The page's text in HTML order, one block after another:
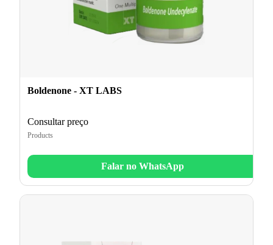
Boldenone - XT LABS
Consultar preço
Products
Falar no WhatsApp